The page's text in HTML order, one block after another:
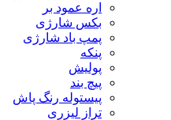
اره عمود بر
بکس شارژی
پمپ باد شارژی
پیستوله رنگ پاش
تراز لیزری